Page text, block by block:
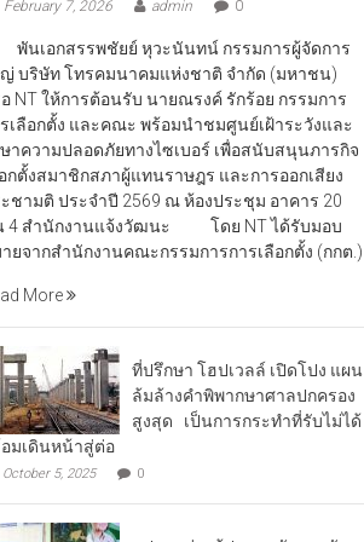
February 7, 2026 admin 0
อกสรรพชัยย์ หุวะนันทน์ กรรมการผู้จัดการ
บริษัท โทรคมนาคมแห่งชาติ จำกัด (มหาชน)
NT ให้การต้อนรับ นายณรงค์ รักร้อย กรรมการ
เลือกตั้ง และคณะ พร้อมนำชมศูนย์เฝ้าระวังและ
าความปลอดภัยทางไซเบอร์ เพื่อสนับสนุนภารกิจ
กตั้งสมาชิกสภาผู้แทนราษฎร และการออกเสียง
ชามติ ประจำปี 2569 ณ ห้องประชุม อาคาร 20
4 สำนักงานแจ้งวัฒนะ โดย NT ได้รับมอบ
ยจากสำนักงานคณะกรรมการการเลือกตั้ง (กกต.)
More
ที่ปรึกษา โฮปเวลล์ เปิดโปง แผน
ล้มล้างคำพิพากษาศาลปกครอง
สูงสุด เป็นการกระทำที่รับไม่ได้
มเดินหน้าสู่ต่อ
October 5, 2025 0